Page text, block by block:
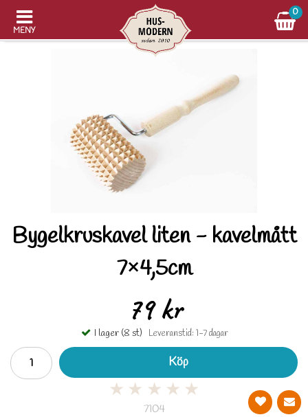
MENY
0
Bygelkruskavel liten - kavelmått
7×4,5cm
79 kr
I lager (8 st) Leveranstid: 1-7 dagar
Köp
★ ★ ★ ★ ★
7104